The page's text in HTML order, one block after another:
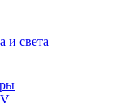
и света